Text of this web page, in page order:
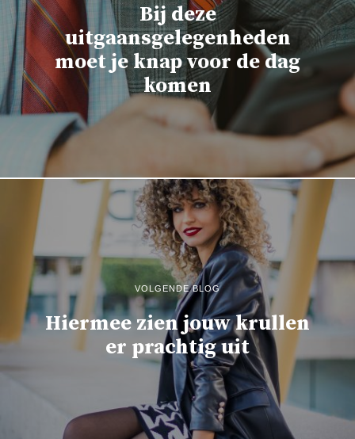
Bij deze
uitgaansgelegenheden
moet je knap voor de dag
komen
VOLGENDE BLOG
Hiermee zien jouw krullen
er prachtig uit